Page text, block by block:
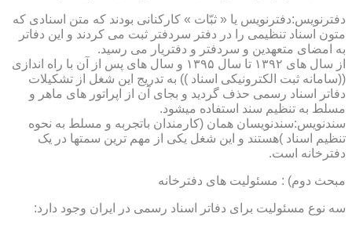
دفترنویس:دفترنویس یا « ثبّات » کارکنانی بودند که متن اسنادی که
متون اسناد تنظیمی را در دفتر سردفتر ثبت می کردند و این دفاتر
به امضای متعهدین و سردفتر و دفتریار می رسید.
از سال های ۱۳۹۲ تا سال ۱۳۹۵ و سال های پس از آن با راه اندازی
((سامانه ثبت الکترونیکی اسناد )) به تدریج این شغل از تشکیلات
دفاتر اسناد رسمی حذف گردید و بجای آن از اپراتور های ماهر و
مسلط به تنظیم سند استفاده میشود.
سندنویس:سندنویسان همان (کارمندان باتجربه و مسلط به نحوه
تنظیم اسناد )هستند و این شغل یکی از مهم ترین سمتها در یک
دفترخانه است.
مبحث دوم) : مسئولیت های دفترخانه
سه نوع مسئولیت برای دفاتر اسناد رسمی در ایران وجود دارد: